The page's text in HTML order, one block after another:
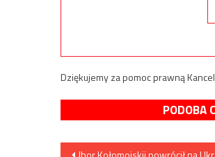
Dziękujemy za pomoc prawną
PODOBA